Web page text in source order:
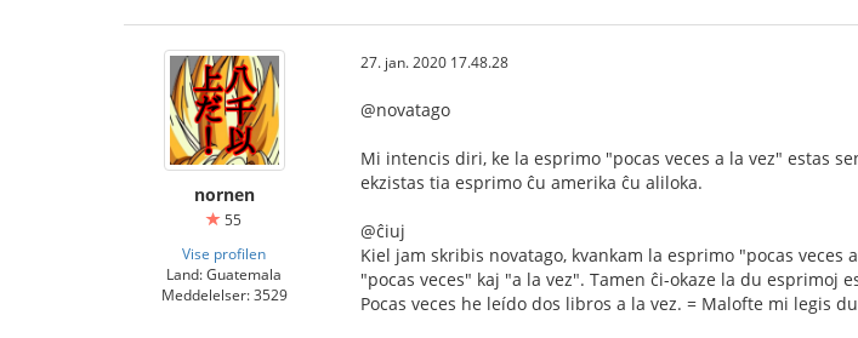
nornen
55
Vise profilen
Land: Guatemala
Meddelelser: 3529
27. jan. 2020 17.48.28
@novatago
Mi intencis diri, ke la esprimo "pocas veces a la vez" estas
ekzistas tia esprimo ĉu amerika ĉu aliloka.
@ĉiuj
Kiel jam skribis novatago, kvankam la esprimo "pocas
"pocas veces" kaj "a la vez". Tamen ĉi-okaze la du esprimoj
Pocas veces he leído dos libros a la vez. = Malofte mi legis